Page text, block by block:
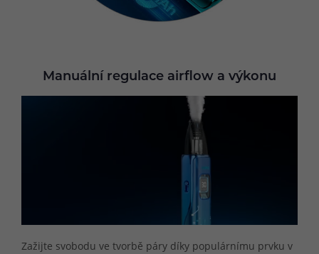
Manuální regulace airflow a výkonu
Zažijte svobodu ve tvorbě páry díky populárnímu prvku v